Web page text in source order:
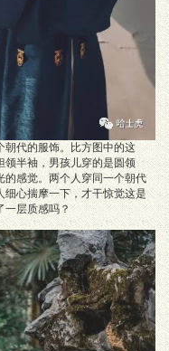
朝代的服饰。比方图中的这
领半袖，男孩儿穿的是圆领
的感觉。两个人穿同一个朝代
细心揣摩一下，才干惊觉这是
一层质感吗？